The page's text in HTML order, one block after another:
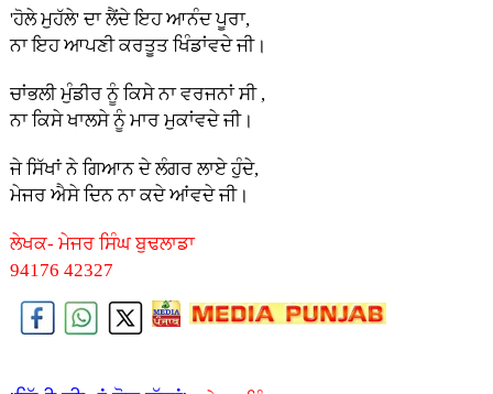
'ਹੋਲੇ ਮੁਹੱਲੇ' ਦਾ ਲੈਂਦੇ ਇਹ ਆਨੰਦ ਪੂਰਾ,
ਨਾ ਇਹ ਆਪਣੀ ਕਰਤੂਤ ਖਿੰਡਾਂਵਦੇ ਜੀ।
ਚਾਂਭਲੀ ਮੁੰਡੀਰ ਨੂੰ ਕਿਸੇ ਨਾ ਵਰਜਨਾਂ ਸੀ ,
ਨਾ ਕਿਸੇ ਖਾਲਸੇ ਨੂੰ ਮਾਰ ਮੁਕਾਂਵਦੇ ਜੀ।
ਜੇ ਸਿੱਖਾਂ ਨੇ ਗਿਆਨ ਦੇ ਲੰਗਰ ਲਾਏ ਹੁੰਦੇ,
ਮੇਜਰ ਐਸੇ ਦਿਨ ਨਾ ਕਦੇ ਆਂਵਦੇ ਜੀ।
ਲੇਖਕ- ਮੇਜਰ ਸਿੰਘ ਬੁਢਲਾਡਾ
94176 42327